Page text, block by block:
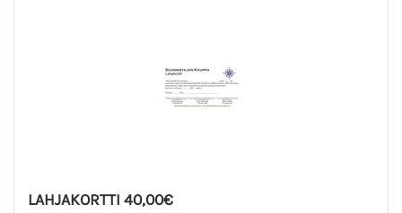
LAHJAKORTTI 40,00€